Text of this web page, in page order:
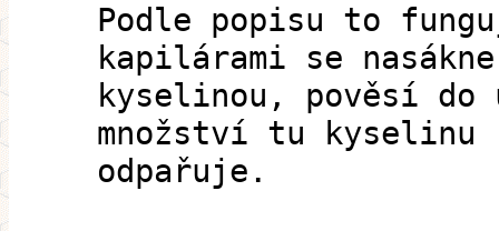
Podle popisu to
kapilárami se nasákne
kyselinou, pověsí do
množství tu kyselinu
odpařuje.